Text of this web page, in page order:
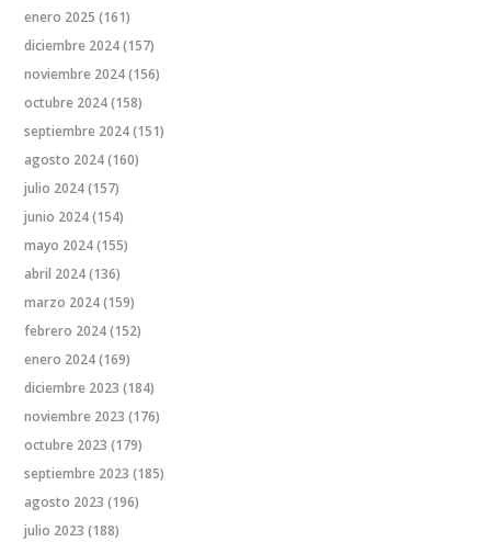
enero 2025 (161)
diciembre 2024(157)
noviembre 2024(156)
octubre 2024(158)
septiembre 2024(151)
agosto 2024(160)
julio 2024(157)
junio 2024(154)
mayo 2024(155)
abril 2024(136)
marzo 2024(159)
febrero 2024(152)
enero 2024(169)
diciembre 2023 (184)
noviembre 2023 (176)
octubre 2023 (179)
septiembre 2023 (185)
agosto 2023 (196)
julio 2023 (188)